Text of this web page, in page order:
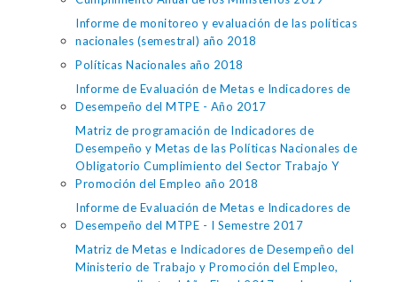
Informe de monitoreo y evaluación de las políticas
nacionales (semestral) año 2018
Políticas Nacionales año 2018
Informe de Evaluación de Metas e Indicadores de
Desempeño del MTPE - Año 2017
Matriz de programación de Indicadores de
Desempeño y Metas de las Políticas Nacionales de
Obligatorio Cumplimiento del Sector Trabajo Y
Promoción del Empleo año 2018
Informe de Evaluación de Metas e Indicadores de
Desempeño del MTPE - I Semestre 2017
Matriz de Metas e Indicadores de Desempeño del
Ministerio de Trabajo y Promoción del Empleo,